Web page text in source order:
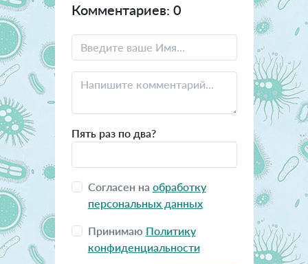
Комментариев: 0
Пять раз по два?
Согласен на обработку
персональных данных
Принимаю Политику
конфиденциальности